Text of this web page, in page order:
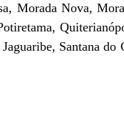
Morada Nova,
Santana